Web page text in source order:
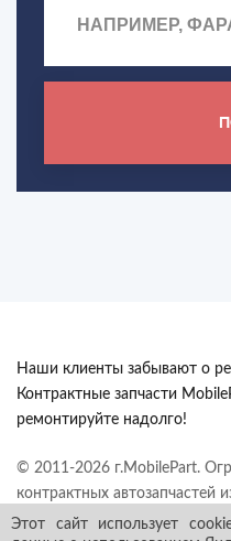
Наши клиенты забывают о
Контрактные запчасти
ремонтируйте надолго!
© 2011-2026 г.MobilePart.
контрактных автозапчастей
под заказ. Все права
Этот сайт использует